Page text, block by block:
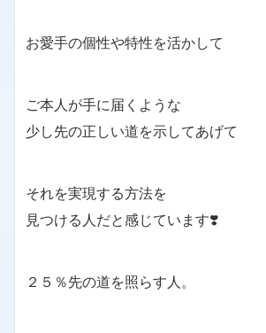
お愛手の個性や特性を活かして
ご本人が手に届くような
少し先の正しい道を示してあげて
それを実現する方法を
見つける人だと感じています❣️
２５％先の道を照らす人。